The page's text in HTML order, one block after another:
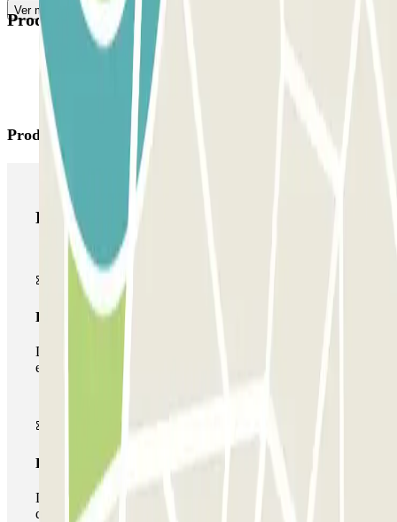
Ver mais
Produtos disponíveis
Produtos Parclick
Produtos Parclick
Passe simples
Durante a sua estadia, só poderá entrar e sair do parque de
estacionamento uma vez.
Passe multiestacionamento
Durante a sua estadia, pode utilizar toda a rede de parques
de estacionamento deste operador disponível em Parclick.